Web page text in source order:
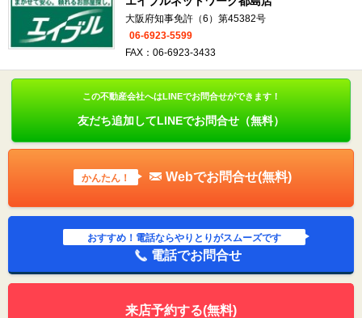
大阪府知事免許（6）第45382号
06-6923-5599
FAX：06-6923-3433
この不動産会社へはLINEでお問合せができます！
友だち追加してLINEでお問合せ（無料）
かんたん！ Webでお問合せ(無料)
おすすめ！電話ならやりとりがスムーズです
電話でお問合せ
来店予約する(無料)